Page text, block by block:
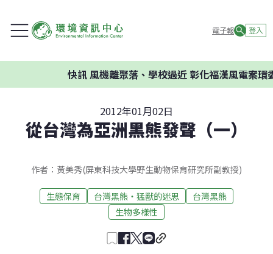
電子報 登入
快訊風機離聚落、學校過近 彰化福漢風電案環委建
2012年01月02日
從台灣為亞洲黑熊發聲（一）
作者：黃美秀(屏東科技大學野生動物保育研究所副教授)
生態保育 台灣黑熊‧猛獸的迷思
台灣黑熊
生物多樣性